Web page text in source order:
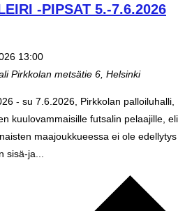
-PIPSAT 5.-7.6.2026
13:00
Pirkkolan metsätie 6, Helsinki
- su 7.6.2026, Pirkkolan palloiluhalli,
kuulovammaisille futsalin pelaajille, eli
maajoukkueessa ei ole edellytys
sisä-ja...